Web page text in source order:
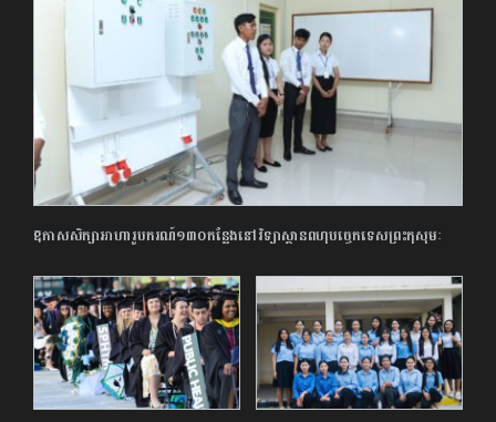
ឱកាសសិក្សាអាហារូបករណ៍១៣០កន្លែងនៅវិទ្យាស្ថានពហុបច្ចេកទេសព្រះកុសុមៈ